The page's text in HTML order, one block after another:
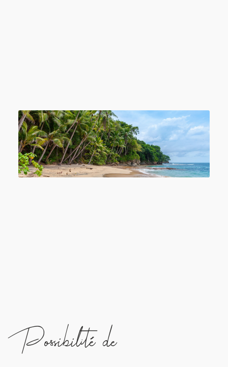
Possibilité de